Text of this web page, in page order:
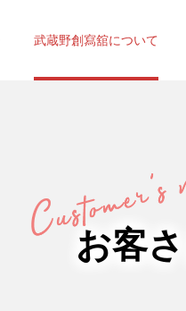
家族写真・
記念写真
武蔵野創寫舘について
お客